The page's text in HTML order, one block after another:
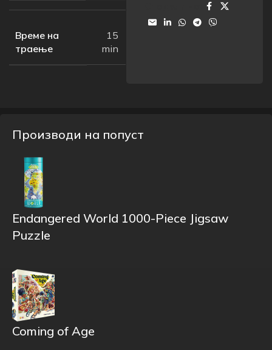
Време на
траење
15
min
Производи на попуст
Endangered World 1000-Piece Jigsaw
Puzzle
Coming of Age